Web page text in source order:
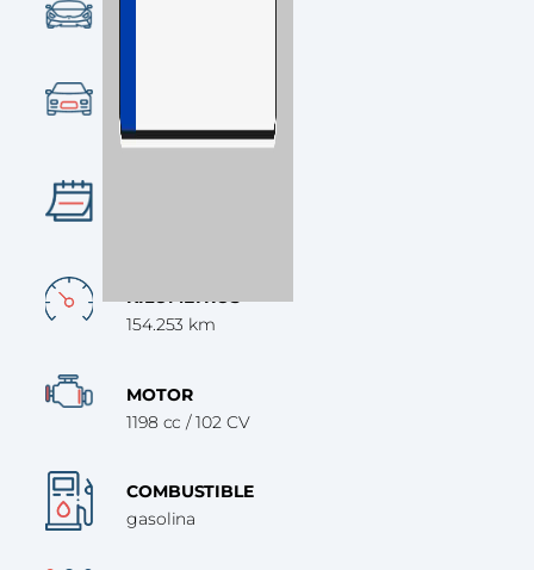
Turismo
KILÓMETROS
154.253 km
MOTOR
1198 cc / 102 CV
COMBUSTIBLE
gasolina